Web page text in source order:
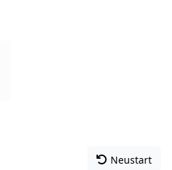
Neustart